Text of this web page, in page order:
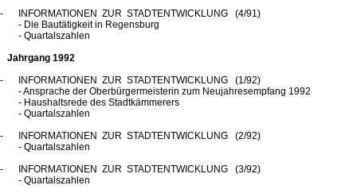
INFORMATIONEN ZUR STADTENTWICKLUNG (4/91)
- Die Bautätigkeit in Regensburg
- Quartalszahlen
Jahrgang 1992
INFORMATIONEN ZUR STADTENTWICKLUNG (1/92)
- Ansprache der Oberbürgermeisterin zum Neujahresempfang 1992
- Haushaltsrede des Stadtkämmerers
- Quartalszahlen
INFORMATIONEN ZUR STADTENTWICKLUNG (2/92)
- Quartalszahlen
INFORMATIONEN ZUR STADTENTWICKLUNG (3/92)
- Quartalszahlen